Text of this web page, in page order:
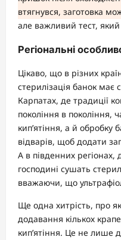
втягнувся, заготовка
але важливий тест,
Регіональні
Цікаво, що в різних
стерилізація банок має
Карпатах, де традиції
покоління в покоління,
кип’ятіння, а й обробку
відварів, щоб додати
А в південних регіонах,
господині сушать
вважаючи, що
Ще одна хитрість, про
додавання кількох
кип’ятіння. Це не лише